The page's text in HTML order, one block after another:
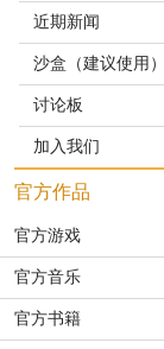
近期新闻
沙盒（建议使用）
讨论板
加入我们
官方作品
官方游戏
官方音乐
官方书籍